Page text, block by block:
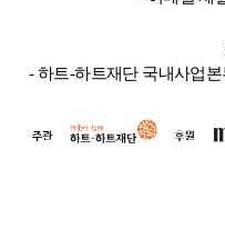
- 하트-하트재단 국내사업본